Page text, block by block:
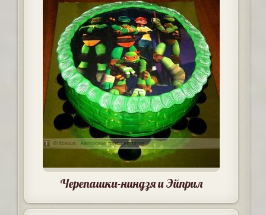
Черепашки-ниндзя и Эйприл